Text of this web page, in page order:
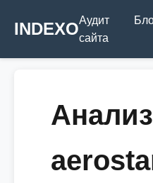
INDEXOАудит
сайта